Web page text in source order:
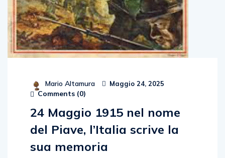
Mario Altamura Maggio 24, 2025
Comments (0)
24 Maggio 1915 nel nome
del Piave, l’Italia scrive la
sua memoria